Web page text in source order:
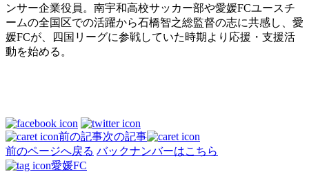
ンサー企業役員。南宇和高校サッカー部や愛媛FCユースチ
ームの全国区での活躍から石橋智之総監督の志に共感し、愛
媛FCが、四国リーグに参戦していた時期より応援・支援活
動を始める。
前の記事次の記事
前のページへ戻る バックナンバーはこちら
愛媛FC